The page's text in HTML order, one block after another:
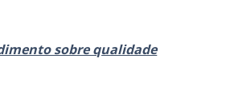
sobre qualidade